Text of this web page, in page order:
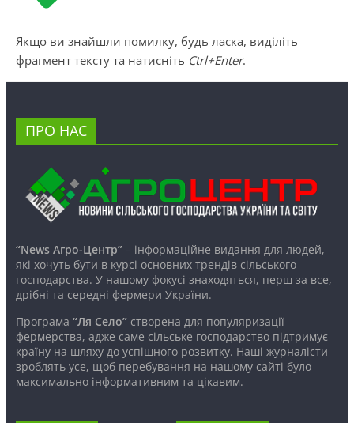
Якщо ви знайшли помилку, будь ласка, виділіть
фрагмент тексту та натисніть Ctrl+Enter.
ПРО НАС
“News Агро-Центр”– інформаційне видання для людей,
які хочуть бути в курсі основних трендів сільського
господарства. У нашому фокусі знаходяться, перш за все,
дрібні та середні фермери України.
Програма “Ля Село”створена для популяризації
фермерства, адже саме сільське господарство підтримує
країну на шляху до успішного розвитку. Наші журналісти
зроблять усе, щоб перебування на нашому сайті було
максимально інформативним та цікавим.